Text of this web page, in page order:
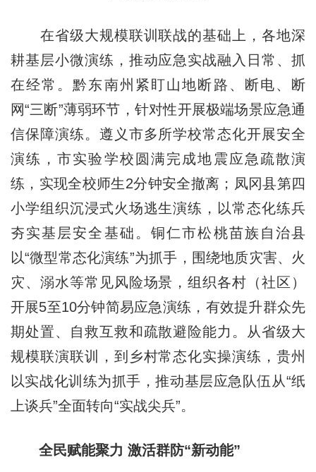
在省级大规模联训联战的基础上，各地深
耕基层小微演练，推动应急实战融入日常、抓
在经常。黔东南州紧盯山地断路、断电、断
网“三断”薄弱环节，针对性开展极端场景应急通
信保障演练。遵义市多所学校常态化开展安全
演练，市实验学校圆满完成地震应急疏散演
练，实现全校师生2分钟安全撤离；凤冈县第四
小学组织沉浸式火场逃生演练，以常态化练兵
夯实基层安全基础。铜仁市松桃苗族自治县
以“微型常态化演练”为抓手，围绕地质灾害、火
灾、溺水等常见风险场景，组织各村（社区）
开展5至10分钟简易应急演练，有效提升群众先
期处置、自救互救和疏散避险能力。从省级大
规模联演联训，到乡村常态化实操演练，贵州
以实战化训练为抓手，推动基层应急队伍从“纸
上谈兵”全面转向“实战尖兵”。
全民赋能聚力 激活群防“新动能”